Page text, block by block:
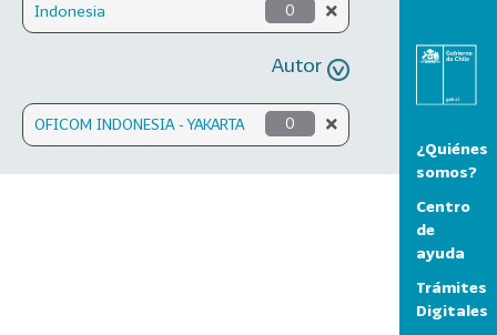
Indonesia 0
Autor
OFICOM INDONESIA - YAKARTA 0
¿Quiénes
somos?
Centro
de
ayuda
Trámites
Digitales